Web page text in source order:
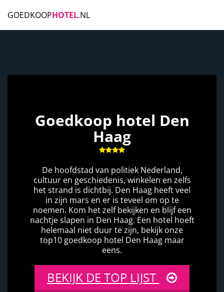
GOEDKOOPHOTEL.NL
Goedkoop hotel Den
Haag
De hoofdstad van politiek Nederland,
cultuur en geschiedenis, winkelen en zelfs
het strand is dichtbij. Den Haag heeft veel
in zijn mars en er is teveel om op te
noemen. Kom het zelf bekijken en blijf een
nachtje slapen in Den Haag. Een hotel hoeft
helemaal niet duur te zijn, bekijk onze
top10 goedkoop hotel Den Haag maar
eens.
BEKIJK DE TOP LIJST